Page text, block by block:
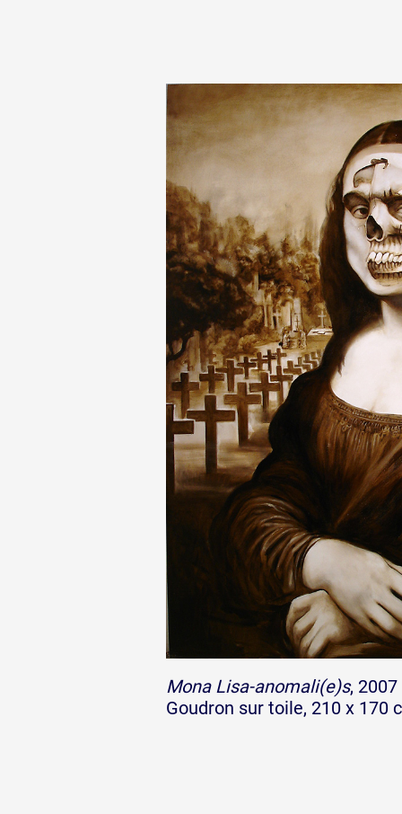
Artistes
De A à Z
Année par année
Collection vidéos
Candidater
Contact
Mona Lisa-anomali(e)s, 2007
Goudron sur toile, 210 x 170